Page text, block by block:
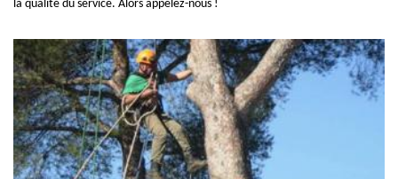
la qualité du service. Alors appelez-nous !